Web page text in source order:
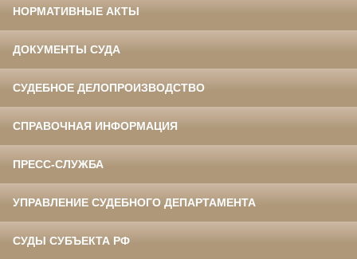
НОРМАТИВНЫЕ АКТЫ
ДОКУМЕНТЫ СУДА
СУДЕБНОЕ ДЕЛОПРОИЗВОДСТВО
СПРАВОЧНАЯ ИНФОРМАЦИЯ
ПРЕСС-СЛУЖБА
УПРАВЛЕНИЕ СУДЕБНОГО ДЕПАРТАМЕНТА
СУДЫ СУБЪЕКТА РФ